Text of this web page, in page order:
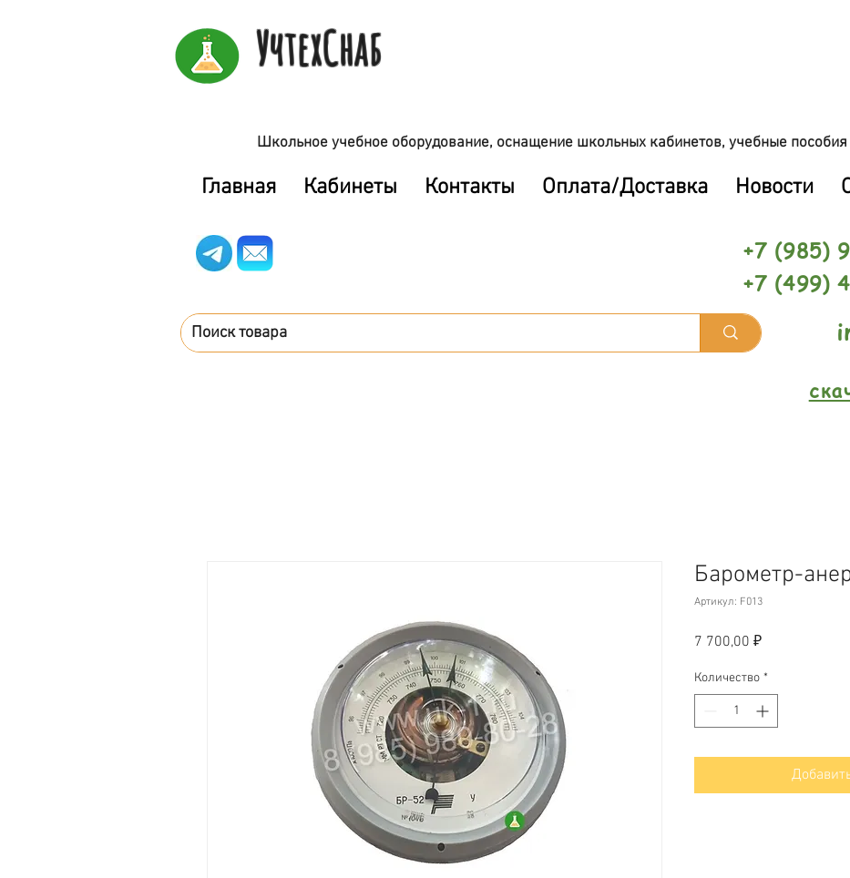
УчтехСнаб
Школьное учебное оборудование, оснащение школьных кабинетов, учебные пособия
Главная Кабинеты Контакты Оплата/Доставка Новости
+7 (985)
+7 (499)
Барометр-
Артикул: F013
7 700,00 ₽Цена
Количество *